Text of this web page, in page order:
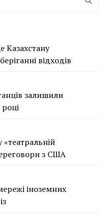
Казахстану
відходів
залишили
з США
іноземних